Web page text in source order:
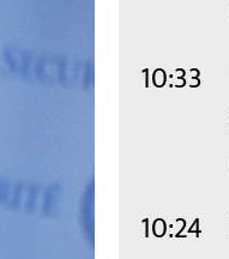
10:33
10:24